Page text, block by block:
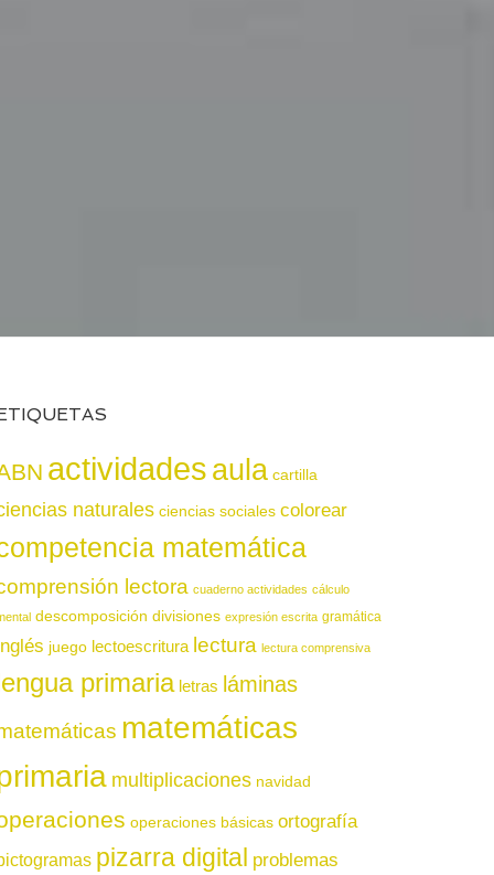
actividadesaula cartilla
naturales ciencias sociales colorear
matemática
lectora cuaderno actividades cálculo
descomposición divisiones expresión escrita gramática
juego lectoescritura lectura lectura comprensiva
primaria letras láminas
matemáticas
multiplicaciones navidad
operaciones básicas ortografía
pizarra digital problemas